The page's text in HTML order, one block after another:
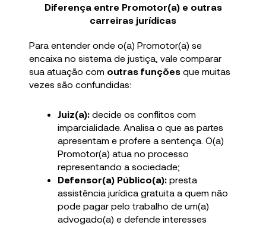
Diferença entre Promotor(a) e outras
carreiras jurídicas
Para entender onde o(a) Promotor(a) se
encaixa no sistema de justiça, vale comparar
sua atuação com outras funções que muitas
vezes são confundidas:
Juiz(a): decide os conflitos com
imparcialidade. Analisa o que as partes
apresentam e profere a sentença. O(a)
Promotor(a) atua no processo
representando a sociedade;
Defensor(a) Público(a): presta
assistência jurídica gratuita a quem não
pode pagar pelo trabalho de um(a)
advogado(a) e defende interesses